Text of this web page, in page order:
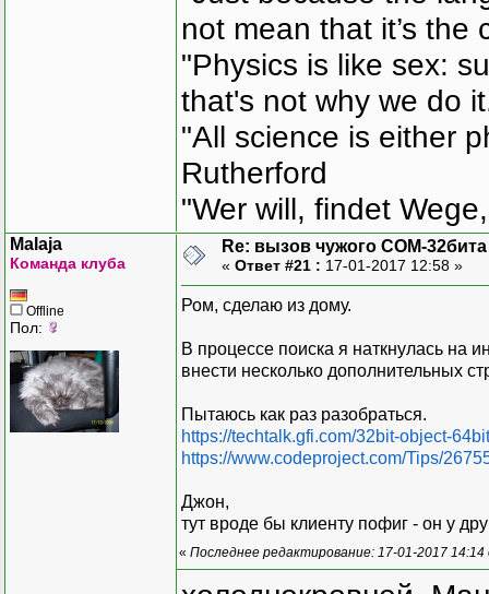
not mean that it’s the
"Physics is like sex:
that's not why we do
"All science is either
Rutherford
"Wer will, findet
Malaja
Команда клуба
Offline
Пол:
Re: вызов чужого COM-
« Ответ #21 : 17-01-2017 12:58 »
Ром, сделаю из дому.
В процессе поиска я наткнулась на
внести несколько дополнительных
Пытаюсь как раз разобраться.
https://techtalk.gfi.com/32bit-object-
https://www.codeproject.com/Tips/
Джон,
тут вроде бы клиенту пофиг - он у
« Последнее редактирование: 17-01-2017